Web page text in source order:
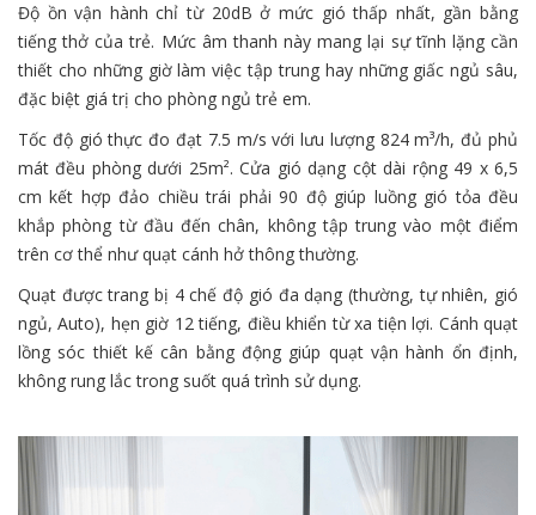
Độ ồn vận hành chỉ từ 20dB ở mức gió thấp nhất, gần bằng
tiếng thở của trẻ. Mức âm thanh này mang lại sự tĩnh lặng cần
thiết cho những giờ làm việc tập trung hay những giấc ngủ sâu,
đặc biệt giá trị cho phòng ngủ trẻ em.
Tốc độ gió thực đo đạt 7.5 m/s với lưu lượng 824 m³/h, đủ phủ
mát đều phòng dưới 25m². Cửa gió dạng cột dài rộng 49 x 6,5
cm kết hợp đảo chiều trái phải 90 độ giúp luồng gió tỏa đều
khắp phòng từ đầu đến chân, không tập trung vào một điểm
trên cơ thể như quạt cánh hở thông thường.
Quạt được trang bị 4 chế độ gió đa dạng (thường, tự nhiên, gió
ngủ, Auto), hẹn giờ 12 tiếng, điều khiển từ xa tiện lợi. Cánh quạt
lồng sóc thiết kế cân bằng động giúp quạt vận hành ổn định,
không rung lắc trong suốt quá trình sử dụng.